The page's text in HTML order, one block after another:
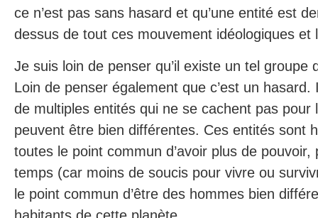
ce n’est pas sans hasard et qu’une entité est
dessus de tout ces mouvement idéologiques et
Je suis loin de penser qu’il existe un tel groupe
Loin de penser également que c’est un hasard.
de multiples entités qui ne se cachent pas pour
peuvent être bien différentes. Ces entités sont
toutes le point commun d’avoir plus de pouvoir,
temps (car moins de soucis pour vivre ou
le point commun d’être des hommes bien